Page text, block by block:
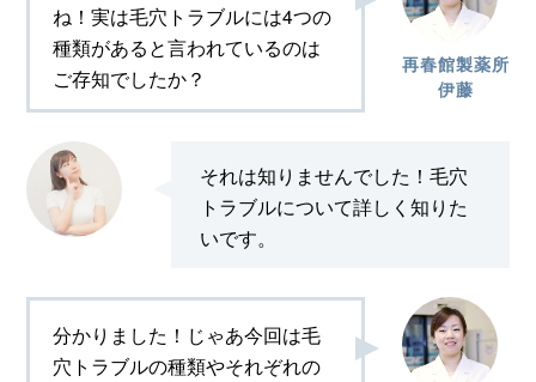
再春館製薬所
伊藤
ね！実は毛穴トラブルには4つの
種類があると言われているのは
ご存知でしたか？
それは知りませんでした！毛穴
トラブルについて詳しく知りた
いです。
分かりました！じゃあ今回は毛
穴トラブルの種類やそれぞれの